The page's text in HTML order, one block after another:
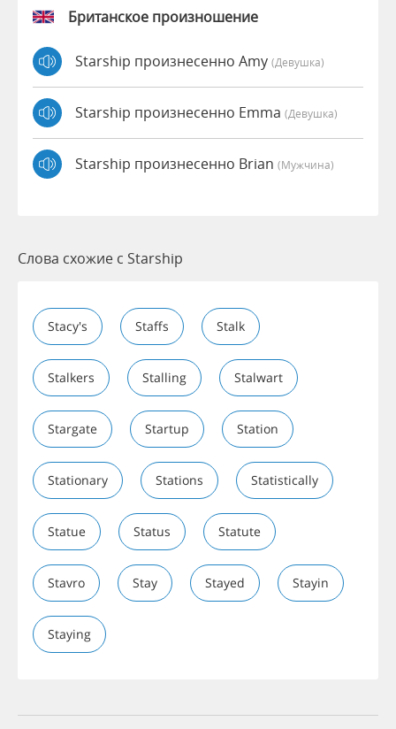
Британское произношение
Starship произнесенно Amy (девушка)
Starship произнесенно Emma (девушка)
Starship произнесенно Brian (мужчина)
Слова схожие с Starship
Stacy's Staffs Stalk
Stalkers Stalling Stalwart
Stargate Startup Station
Stationary Stations Statistically
Statue Status Statute
Stavro Stay Stayed Stayin
Staying